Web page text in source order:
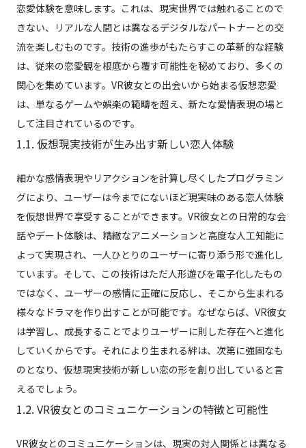
恋愛体験を意味します。これは、現実世界では触れることので
きない、リアルな人間とは異なるデジタルなパートナーとの交
流を楽しむものです。技術の進歩がもたらすこの革新的な経験
は、従来の恋愛観を根底から覆す可能性を秘めており、多くの
関心を集めています。VR彼女との出会いから始まる仮想恋愛
は、単なるゲームや娯楽の範疇を超え、新たな愛情表現の場と
して注目されているのです。
1.1. 仮想現実技術が生み出す新しい恋人体験
細かな感情表現やリアクションを計算し尽くしたプログラミン
グにより、ユーザーは今までにないほど現実味のある恋人体験
を仮想世界で享受することができます。VR彼女との日常的な会
話やデート体験は、精緻なアニメーションと高度な人工知能に
よって実現され、一人ひとりのユーザーに寄り添う形で進化し
ています。そして、この技術はただ人形遊びを電子化したもの
ではなく、ユーザーの感情に正確に反応し、そこから生まれる
様々なドラマを作り出すことが可能です。なぜならば、VR彼女
は学習し、成長することでよりユーザーに則した存在へと進化
していくからです。それにより生まれる絆は、次第に強固なも
のとなり、仮想現実技術が新しい恋の形を創り出していると言
えるでしょう。
1.2. VR彼女とのコミュニケーションの特徴と可能性
VR彼女とのコミュニケーションは、現実の対人関係とは異なる